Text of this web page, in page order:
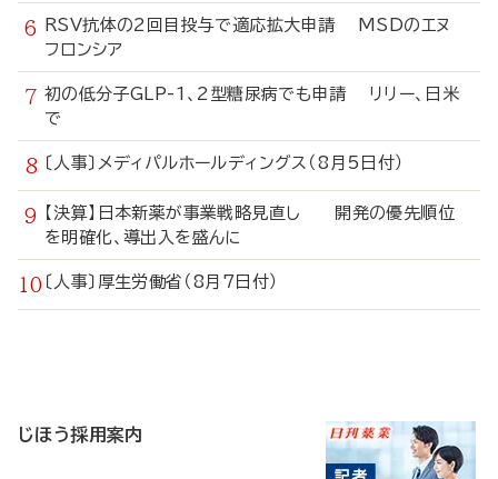
RSV抗体の2回目投与で適応拡大申請 MSDのエヌ
フロンシア
初の低分子GLP-1、2型糖尿病でも申請 リリー、日米
で
〔人事〕メディパルホールディングス（8月5日付）
【決算】日本新薬が事業戦略見直し 開発の優先順位
を明確化、導出入を盛んに
〔人事〕厚生労働省（8月7日付）
じほう採用案内